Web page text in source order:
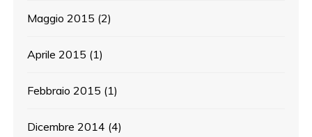
Maggio 2015 (2)
Aprile 2015 (1)
Febbraio 2015 (1)
Dicembre 2014 (4)